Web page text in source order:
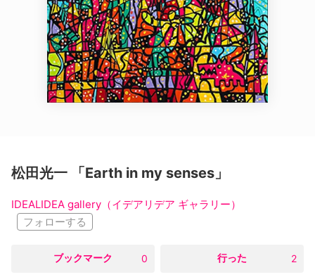
松田光一 「Earth in my senses」
IDEALIDEA gallery（イデアリデア ギャラリー）
フォローする
ブックマーク 0 行った 2